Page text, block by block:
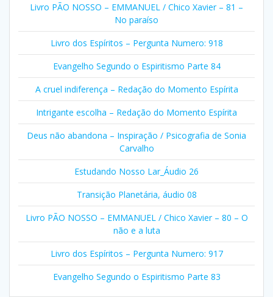
Livro PÃO NOSSO – EMMANUEL / Chico Xavier – 81 –
No paraíso
Livro dos Espíritos – Pergunta Numero: 918
Evangelho Segundo o Espiritismo Parte 84
A cruel indiferença – Redação do Momento Espírita
Intrigante escolha – Redação do Momento Espírita
Deus não abandona – Inspiração / Psicografia de Sonia
Carvalho
Estudando Nosso Lar_Áudio 26
Transição Planetária, áudio 08
Livro PÃO NOSSO – EMMANUEL / Chico Xavier – 80 – O
não e a luta
Livro dos Espíritos – Pergunta Numero: 917
Evangelho Segundo o Espiritismo Parte 83